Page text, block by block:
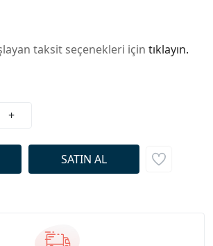
taksit seçenekleri için tıklayın.
+